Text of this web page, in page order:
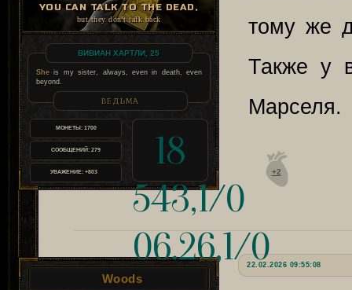
YOU CAN TALK TO THE DEAD,
but they don't talk back
ВИВИАН ХАРТЛИ, 25
She is my sister, always, even in death, even
beyond.
ВЕДЬМА
МОНЕТЫ:1700
СООБЩЕНИЙ: 279
УВАЖЕНИЕ: +803
18
543,1/0
06.26,1/0
тому же
Также у
Марселя.
+2
22.02.2026 09:55:08
Woods